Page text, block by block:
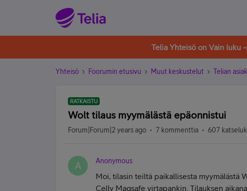
Telia Yhteisö on Vain luku
Yhteisö Foorumin etusivu Muut keskustelut Telian
RATKAISTU
Wolt tilaus myymälästä epäonnistui
Forum|Forum|2 years ago 7 kommenttia 607
A Anonymous
Moi, tilasin teiltä paikallisesta myymälästä
Celly Magsafe virtapankin. Tilauksen